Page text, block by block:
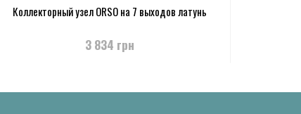
Коллекторный узел ORSO на 7 выходов латунь
3 834 грн